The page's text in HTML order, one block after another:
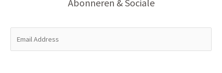
Abonneren & Sociale